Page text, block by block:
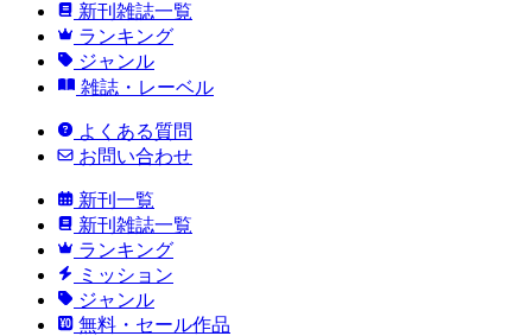
新刊雑誌一覧
ランキング
ジャンル
雑誌・レーベル
よくある質問
お問い合わせ
新刊一覧
新刊雑誌一覧
ランキング
ミッション
ジャンル
無料・セール作品